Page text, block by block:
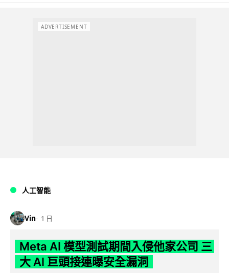
ADVERTISEMENT
人工智能
Vin 1 日
Meta AI 模型測試期間入侵他家公司 三
大 AI 巨頭接連曝安全漏洞